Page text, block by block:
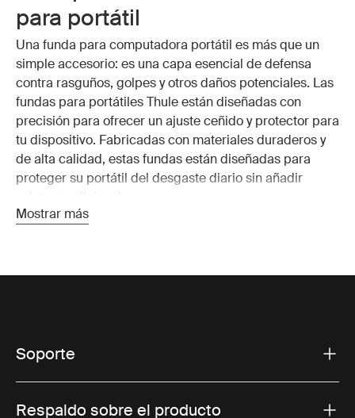
para portátil
Una funda para computadora portátil es más que un
simple accesorio: es una capa esencial de defensa
contra rasguños, golpes y otros daños potenciales. Las
fundas para portátiles Thule están diseñadas con
precisión para ofrecer un ajuste ceñido y protector para
tu dispositivo. Fabricadas con materiales duraderos y
de alta calidad, estas fundas están diseñadas para
proteger su portátil del desgaste diario sin añadir
volumen adicional.
ordenador
diseño aerodinámico que facilita el deslizamiento de tu
computadora portátil en una mochila, maletín o
Mostrar más
Soporte
Respaldo sobre el producto